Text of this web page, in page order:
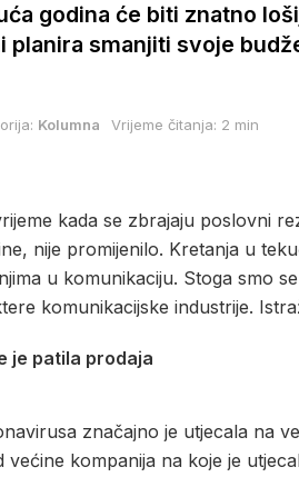
godina će biti znatno
planira smanjiti svoje
Kolumna Vrijeme čitanja: 2 min
kada se zbrajaju poslovni
nije promijenilo. Kretanja u
u komunikaciju. Stoga smo
komunikacijske industrije.
je patila prodaja
značajno je utjecala na
većine kompanija na koje je